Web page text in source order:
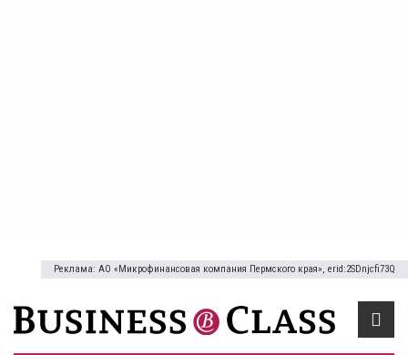
Реклама: АО «Микрофинансовая компания Пермского края», erid:2SDnjcfi73Q